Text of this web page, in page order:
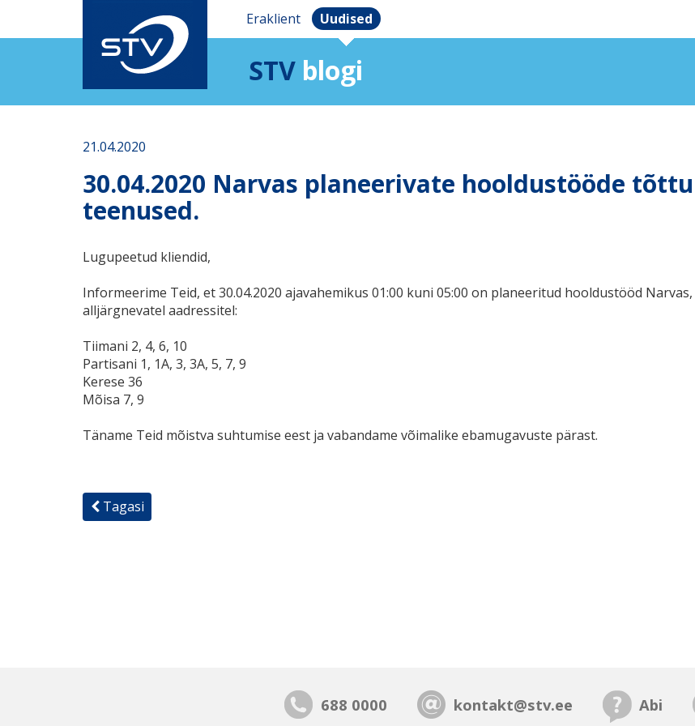
Eraklient Uudised
STV blogi
21.04.2020
30.04.2020 Narvas planeerivate hooldustööde
teenused.
Lugupeetud kliendid,
Informeerime Teid, et 30.04.2020 ajavahemikus 01:00 kuni 05:00 on planeeritud hooldustööd
alljärgnevatel aadressitel:
Tiimani 2, 4, 6, 10
Partisani 1, 1A, 3, 3A, 5, 7, 9
Kerese 36
Mõisa 7, 9
Täname Teid mõistva suhtumise eest ja vabandame võimalike ebamugavuste pärast.
Tagasi
688 0000 kontakt@stv.ee Abi